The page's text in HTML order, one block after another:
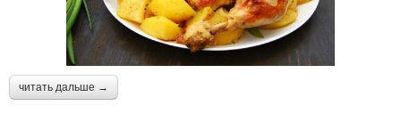
читать дальше →